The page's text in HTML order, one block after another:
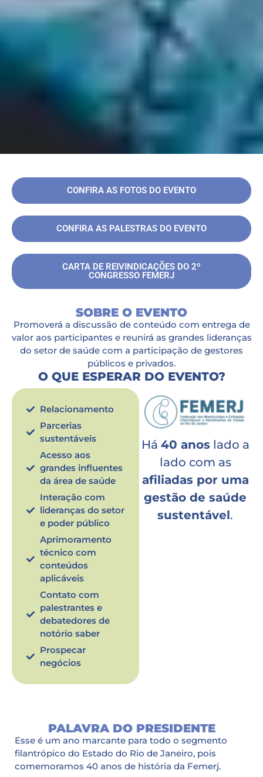
CONFIRA AS FOTOS DO EVENTO
CONFIRA AS PALESTRAS DO EVENTO
CARTA DE REIVINDICAÇÕES DO 2º
CONGRESSO FEMERJ
SOBRE O EVENTO
Promoverá a discussão de conteúdo com entrega de
valor aos participantes e reunirá as grandes lideranças
do setor de saúde com a participação de gestores
públicos e privados.
O QUE ESPERAR DO EVENTO?
Relacionamento
Parcerias
sustentáveis
Acesso aos
grandes influentes
da área de saúde
Interação com
lideranças do setor
e poder público
Aprimoramento
técnico com
conteúdos
aplicáveis
Contato com
palestrantes e
debatedores de
notório saber
Prospecar
negócios
Há 40 anos lado a
lado com as
afiliadas por uma
gestão de saúde
sustentável.
​PALAVRA DO PRESIDENTE
Esse é um ano marcante para todo o segmento
filantrópico do Estado do Rio de Janeiro, pois
comemoramos 40 anos de história da Femerj.